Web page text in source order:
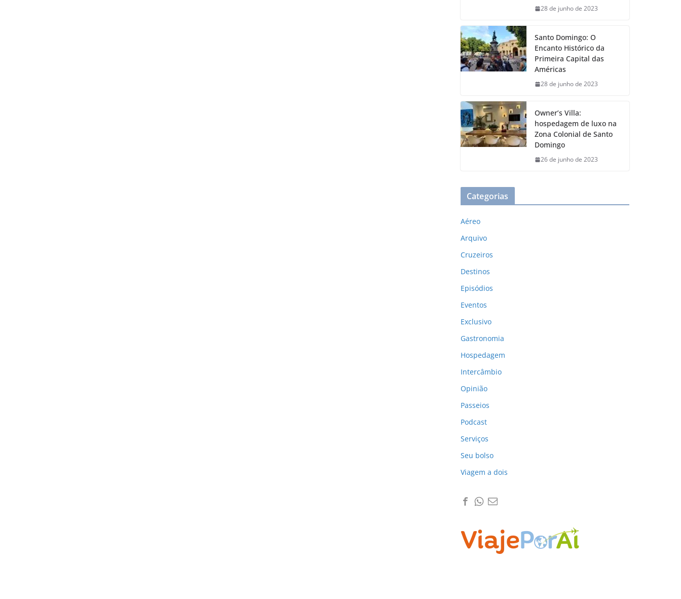
28 de junho de 2023
Santo Domingo: O
Encanto Histórico da
Primeira Capital das
Américas
28 de junho de 2023
Owner’s Villa:
hospedagem de luxo na
Zona Colonial de Santo
Domingo
26 de junho de 2023
Categorias
Aéreo
Arquivo
Cruzeiros
Destinos
Episódios
Eventos
Exclusivo
Gastronomia
Hospedagem
Intercâmbio
Opinião
Passeios
Podcast
Serviços
Seu bolso
Viagem a dois